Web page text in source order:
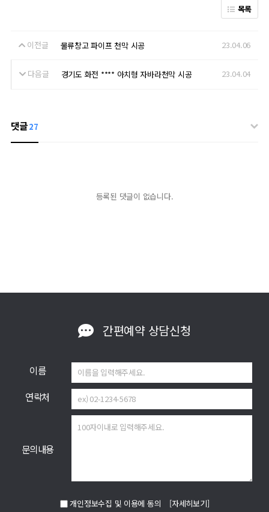
목록
이전글 물류창고 파이프 천막 시공 23.04.06
다음글 경기도 화전 **** 아치형 자바라천막 시공 23.04.04
댓글27
등록된 댓글이 없습니다.
간편예약상담신청
이름
연락처
문의내용
개인정보수집 및 이용에 동의 [자세히보기]